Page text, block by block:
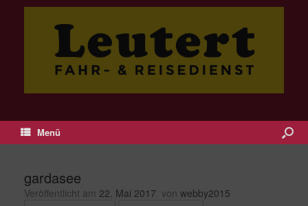
Menü
gardasee
Veröffentlicht am 22. Mai 2017 von webby2015